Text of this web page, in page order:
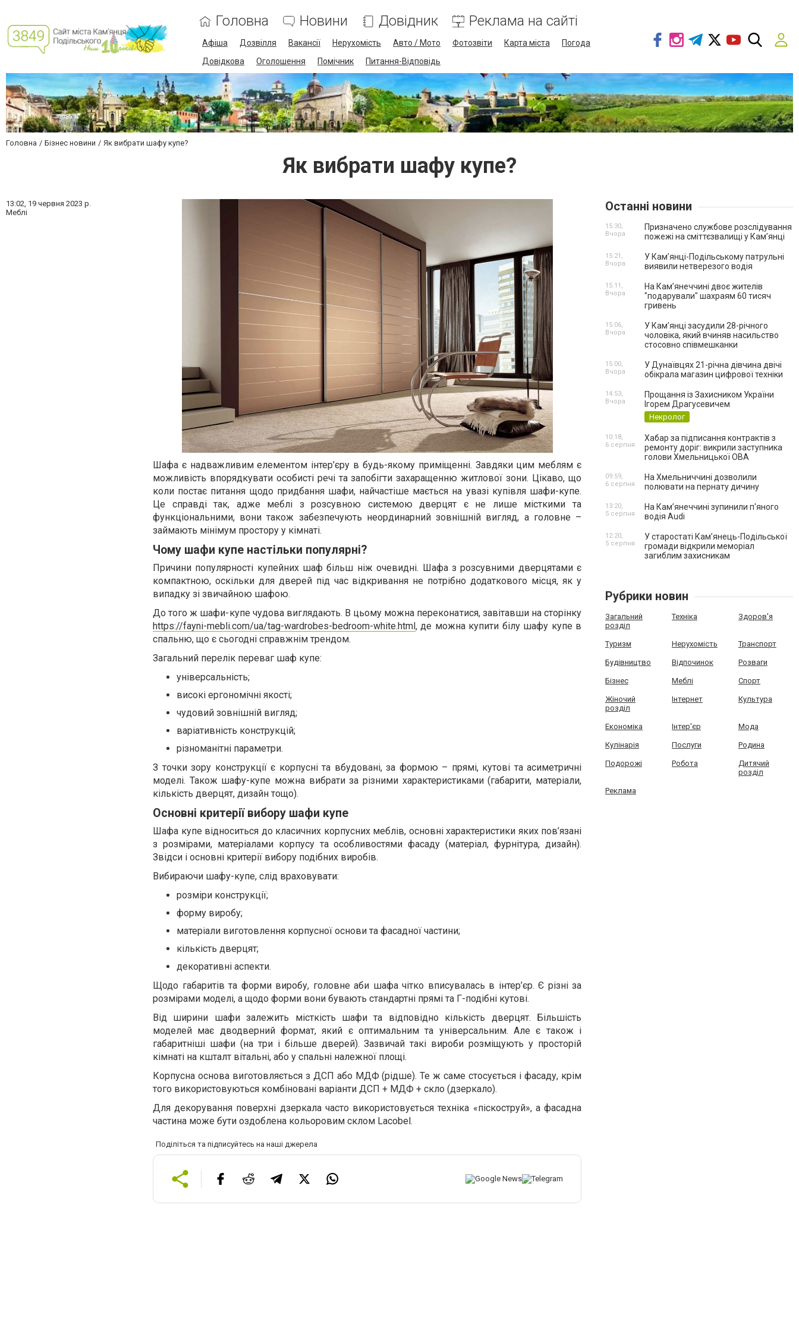
Головна Новини Довідник Реклама на сайті
Афіша Дозвілля Вакансії Нерухомість Авто / Мото Фотозвіти Карта міста
Погода
Довідкова
Оголошення Помічник Питання-Відповідь
Головна Бізнес новини Як вибрати шафу купе?
Як вибрати шафу купе?
13:02, 19 червня 2023 р.
Меблі
Шафа є надважливим елементом інтер’єру в будь-якому приміщенні. Завдяки цим меблям є
можливість впорядкувати особисті речі та запобігти захаращенню житлової зони. Цікаво, що
коли постає питання щодо придбання шафи, найчастіше мається на увазі купівля шафи-купе.
Це справді так, адже меблі з розсувною системою дверцят є не лише місткими та
функціональними, вони також забезпечують неординарний зовнішній вигляд, а головне –
займають мінімум простору у кімнаті.
Чому шафи купе настільки популярні?
Причини популярності купейних шаф більш ніж очевидні. Шафа з розсувними дверцятами є
компактною, оскільки для дверей під час відкривання не потрібно додаткового місця, як у
випадку зі звичайною шафою.
До того ж шафи-купе чудова виглядають. В цьому можна переконатися, завітавши на сторінку
https://fayni-mebli.com/ua/tag-wardrobes-bedroom-white.html, де можна купити білу шафу купе в
спальню, що є сьогодні справжнім трендом.
Загальний перелік переваг шаф купе:
універсальність;
високі ергономічні якості;
чудовий зовнішній вигляд;
варіативність конструкцій;
різноманітні параметри.
З точки зору конструкції є корпусні та вбудовані, за формою – прямі, кутові та асиметричні
моделі. Також шафу-купе можна вибрати за різними характеристиками (габарити, матеріали,
кількість дверцят, дизайн тощо).
Основні критерії вибору шафи купе
Шафа купе відноситься до класичних корпусних меблів, основні характеристики яких пов’язані
з розмірами, матеріалами корпусу та особливостями фасаду (матеріал, фурнітура, дизайн).
Звідси і основні критерії вибору подібних виробів.
Вибираючи шафу-купе, слід враховувати:
розміри конструкції;
форму виробу;
матеріали виготовлення корпусної основи та фасадної частини;
кількість дверцят;
декоративні аспекти.
Щодо габаритів та форми виробу, головне аби шафа чітко вписувалась в інтер’єр. Є різні за
розмірами моделі, а щодо форми вони бувають стандартні прямі та Г-подібні кутові.
Від ширини шафи залежить місткість шафи та відповідно кількість дверцят. Більшість
моделей має дводверний формат, який є оптимальним та універсальним. Але є також і
габаритніші шафи (на три і більше дверей). Зазвичай такі вироби розміщують у просторій
кімнаті на кшталт вітальні, або у спальні належної площі.
Корпусна основа виготовляється з ДСП або МДФ (рідше). Те ж саме стосується і фасаду, крім
того використовуються комбіновані варіанти ДСП + МДФ + скло (дзеркало).
Для декорування поверхні дзеркала часто використовується техніка «піскоструй», а фасадна
частина може бути оздоблена кольоровим склом Lacobel.
Поділіться та підписуйтесь на наші джерела
Останні новини
Призначено службове розслідування
пожежі на сміттєзвалищі у Кам’янці
15:30,
Вчора
У Кам’янці-Подільському патрульні
виявили нетверезого водія
15:21,
Вчора
На Камʼянеччині двоє жителів
"подарували" шахраям 60 тисяч
гривень
15:11,
Вчора
У Камʼянці засудили 28-річного
чоловіка, який вчиняв насильство
стосовно співмешканки
15:06,
Вчора
У Дунаївцях 21-річна дівчина двічі
обікрала магазин цифрової техніки
15:00,
Вчора
Прощання із Захисником України
Ігорем Драгусевичем
Некролог
14:53,
Вчора
Хабар за підписання контрактів з
ремонту доріг: викрили заступника
голови Хмельницької ОВА
10:18,
6 серпня
На Хмельниччині дозволили
полювати на пернату дичину
09:59,
6 серпня
На Камʼянеччині зупинили п'яного
водія Audi
13:20,
5 серпня
У старостаті Кам’янець-Подільської
громади відкрили меморіал
загиблим захисникам
12:20,
5 серпня
Рубрики новин
Загальний
розділ
Техніка Здоров'я
Туризм Нерухомість Транспорт
Будівництво Відпочинок Розваги
Бізнес Меблі Спорт
Жіночий
розділ
Інтернет Культура
Економіка Інтер'єр Мода
Кулінарія Послуги Родина
Подорожі Робота
Дитячий
розділ
Реклама